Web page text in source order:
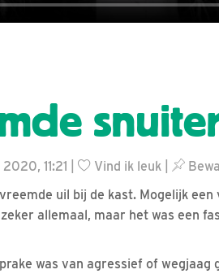
11:21 | Vind ik leuk
uil bij de kast. Mogelijk
allemaal, maar het was een
was van agressief of wegjaag